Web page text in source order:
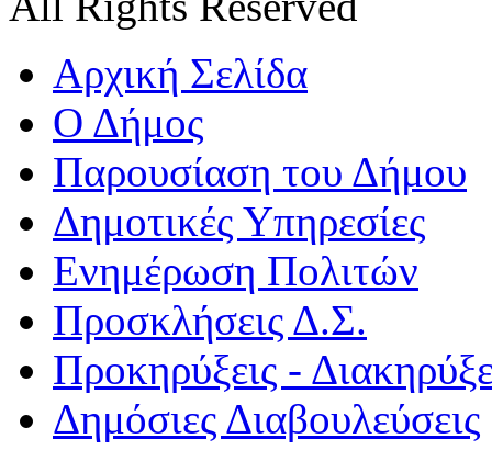
Αρχική Σελίδα
Ο Δήμος
Παρουσίαση του Δήμου
Δημοτικές Υπηρεσίες
Ενημέρωση Πολιτών
Προσκλήσεις Δ.Σ.
Προκηρύξεις -
Δημόσιες Διαβουλεύσεις